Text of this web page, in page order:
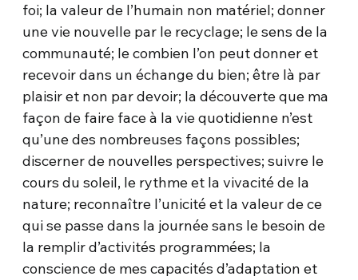
foi; la valeur de l’humain non matériel; donner
une vie nouvelle par le recyclage; le sens de la
communauté; le combien l’on peut donner et
recevoir dans un échange du bien; être là par
plaisir et non par devoir; la découverte que ma
façon de faire face à la vie quotidienne n’est
qu’une des nombreuses façons possibles;
discerner de nouvelles perspectives; suivre le
cours du soleil, le rythme et la vivacité de la
nature; reconnaître l’unicité et la valeur de ce
qui se passe dans la journée sans le besoin de
la remplir d’activités programmées; la
conscience de mes capacités d’adaptation et